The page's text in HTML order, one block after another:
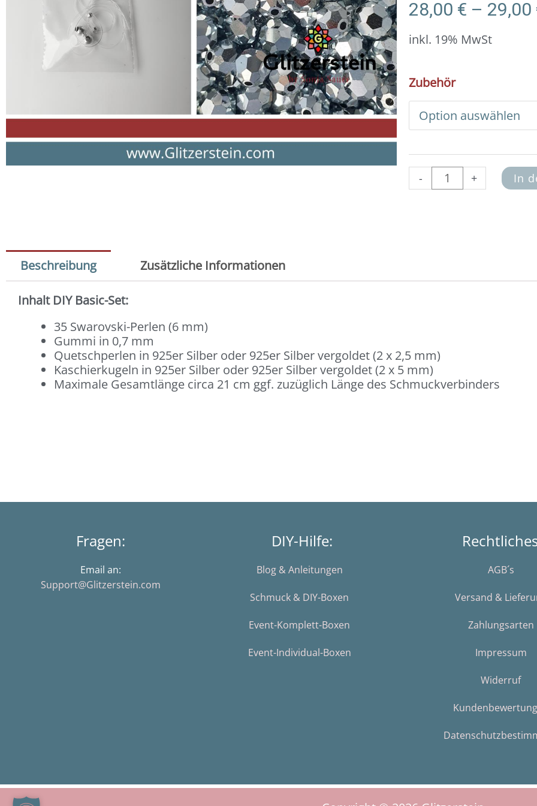
28,00 € – 29,00
inkl. 19% MwSt
Zubehör
-
DIY
Armband
Basic
Set
Swarovski
mm
(crystal
comet
+ In
Beschreibung Zusätzliche Informationen
Inhalt DIY Basic-Set:
35 Swarovski-Perlen (6 mm)
Gummi in 0,7 mm
Quetschperlen in 925er Silber oder 925er Silber vergoldet (2 x 2,5 mm)
Kaschierkugeln in 925er Silber oder 925er Silber vergoldet (2 x 5 mm)
Maximale Gesamtlänge circa 21 cm ggf. zuzüglich Länge des Schmuckverbinders
Fragen:
Email an:
Support@Glitzerstein.com
DIY-Hilfe:
Blog & Anleitungen
Schmuck & DIY-Boxen
Event-Komplett-Boxen
Event-Individual-Boxen
AGB´s
Versand &
Zahlungsarten
Impressum
Widerruf